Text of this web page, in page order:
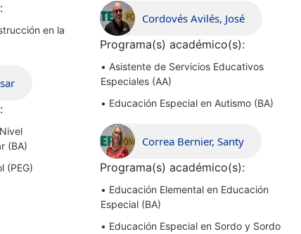
en la
(BA)
(PEG)
Cordovés Avilés, José
Programa(s) académico(s):
• Asistente de Servicios Educativos
Especiales (AA)
• Educación Especial en Autismo (BA)
Correa Bernier, Santy
Programa(s) académico(s):
• Educación Elemental en Educación
Especial (BA)
• Educación Especial en Sordo y Sordo